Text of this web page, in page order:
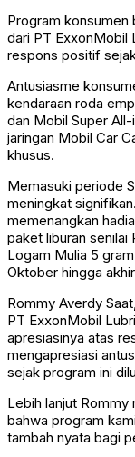
Program konsumen
dari PT ExxonMobil
respons positif
Antusiasme
kendaraan roda
dan Mobil Super
jaringan Mobil Car
khusus.
Memasuki periode
meningkat
memenangkan
paket liburan senilai
Logam Mulia 5
Oktober hingga
Rommy Averdy
PT ExxonMobil
apresiasinya atas
mengapresiasi
sejak program ini
Lebih lanjut Rommy
bahwa program
tambah nyata bagi